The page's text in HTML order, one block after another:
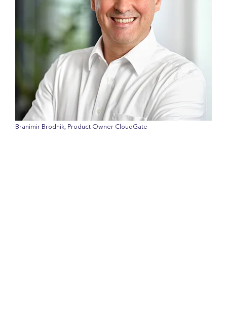
Branimir Brodnik, Product Owner CloudGate